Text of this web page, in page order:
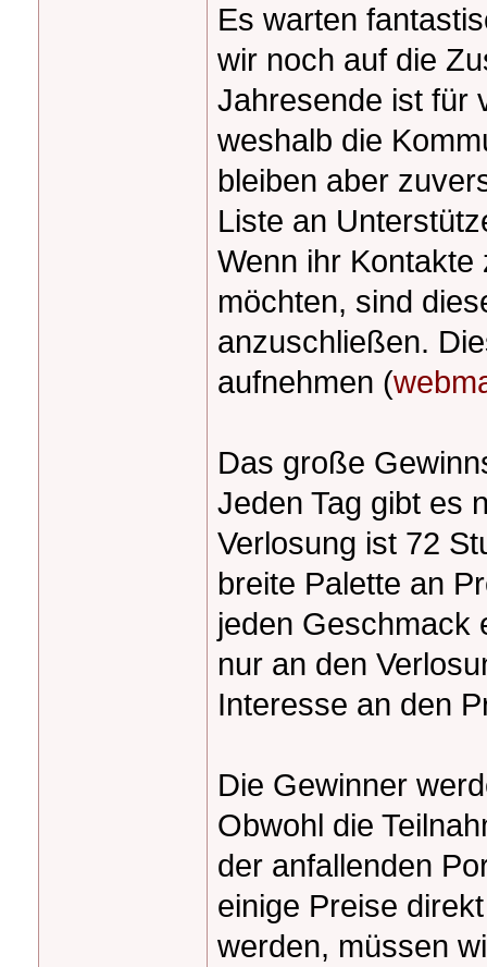
Es warten
wir noch auf die
Jahresende ist für
weshalb die
bleiben aber
Liste an
Wenn ihr
möchten, sind
anzuschließen.
aufnehmen (
Das große
Jeden Tag gibt es
Verlosung ist 72
breite Palette an
jeden Geschmack
nur an den
Interesse an den
Die Gewinner
Obwohl die
der anfallenden
einige Preise
werden, müssen